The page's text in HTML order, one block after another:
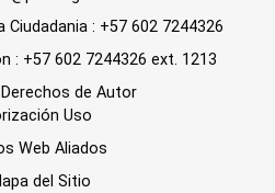
Ciudadania : +57 602 7244326
: +57 602 7244326 ext. 1213
de Autor
Uso
Web Aliados
del Sitio